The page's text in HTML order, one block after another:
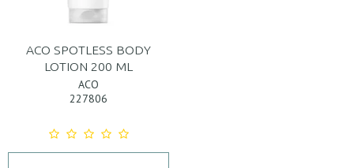
ACO SPOTLESS BODY
LOTION 200 ML
ACO
227806